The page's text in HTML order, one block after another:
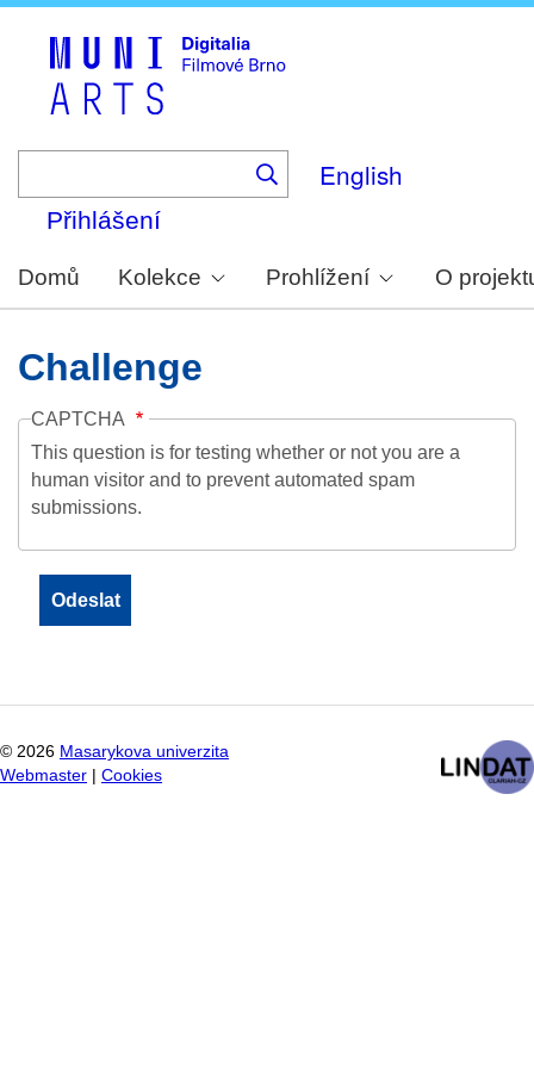
English
Přihlášení
Domů Kolekce Prohlížení O
Challenge
CAPTCHA
This question is for testing whether or not you are a
human visitor and to prevent automated spam
submissions.
© 2026 Masarykova univerzita
Webmaster
Cookies